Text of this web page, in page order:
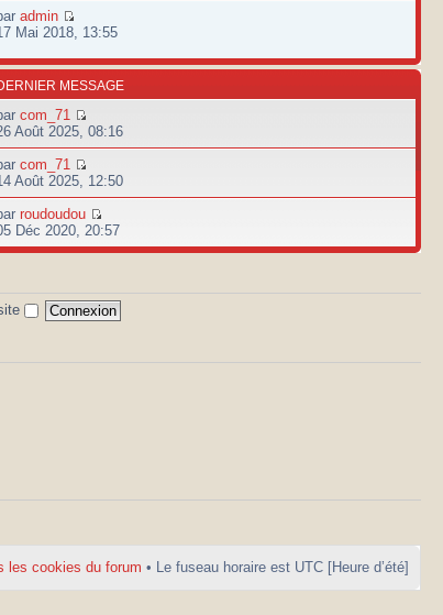
admin
Mai 2018, 13:55
MESSAGE
com_71
Août 2025, 08:16
com_71
Août 2025, 12:50
roudoudou
Déc 2020, 20:57
les cookies du forum • Le fuseau horaire est UTC [Heure d’été]